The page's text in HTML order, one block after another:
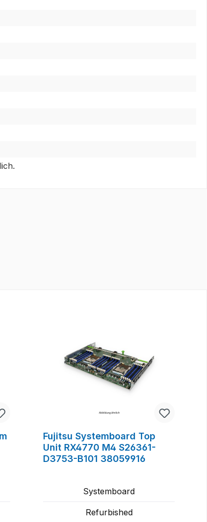
Fujitsu Systemboard Top
Unit RX4770 M4 S26361-
D3753-B101 38059916
Systemboard
Refurbished